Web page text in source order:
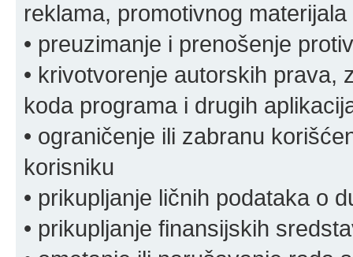
reklama, promotivnog
• preuzimanje i prenošenje
• krivotvorenje autorskih prava,
koda programa i drugih
• ograničenje ili zabranu
korisniku
• prikupljanje ličnih podataka o
• prikupljanje finansijskih